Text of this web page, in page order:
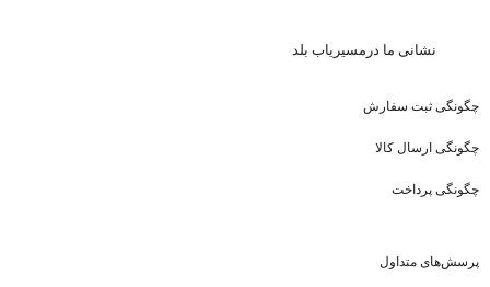
نشانی ما درمسیریاب بلد
چگونگی ثبت سفارش
چگونگی ارسال کالا
چگونگی پرداخت
پرسش‌های متداول